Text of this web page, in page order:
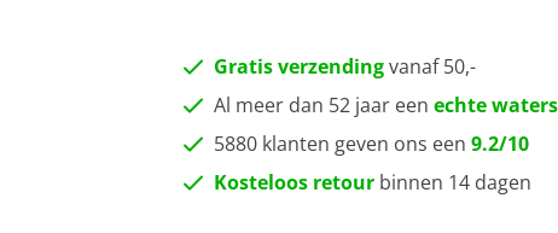
100A
Gratis verzendingvanaf 50,-
Al meer dan 52 jaar een echte
5880 klanten geven ons een 9.2/10
Kosteloos retourbinnen 14 dagen